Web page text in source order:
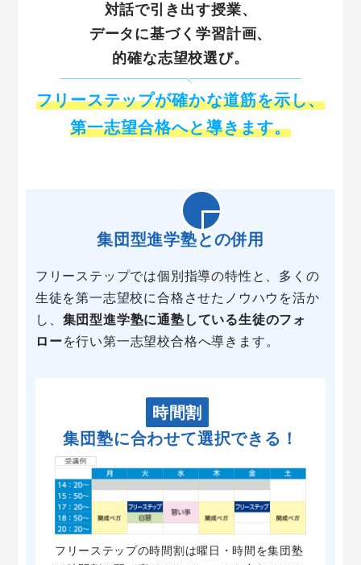
対話で引き出す授業、
データに基づく学習計画、
的確な志望校選び。
フリーステップが確かな道筋を示し、
第一志望合格へと導きます。
集団型進学塾との併用
フリーステップでは個別指導の特性と、多くの
生徒を第一志望校に合格させたノウハウを活か
し、 集団型進学塾に通塾している生徒のフォ
ローを行い第一志望校合格へ導きます。
時間割
集団塾に合わせて選択できる！
フリーステップの時間割は曜日・時間を集団塾